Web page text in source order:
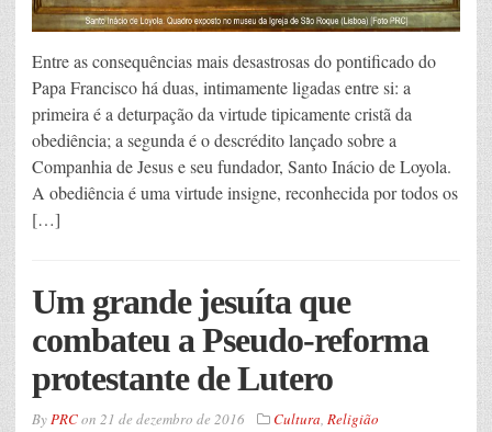
Entre as consequências mais desastrosas do pontificado do
Papa Francisco há duas, intimamente ligadas entre si: a
primeira é a deturpação da virtude tipicamente cristã da
obediência; a segunda é o descrédito lançado sobre a
Companhia de Jesus e seu fundador, Santo Inácio de Loyola.
A obediência é uma virtude insigne, reconhecida por todos os
[…]
Um grande jesuíta que
combateu a Pseudo-reforma
protestante de Lutero
ByPRCon 21 de dezembro de 2016 Cultura, Religião